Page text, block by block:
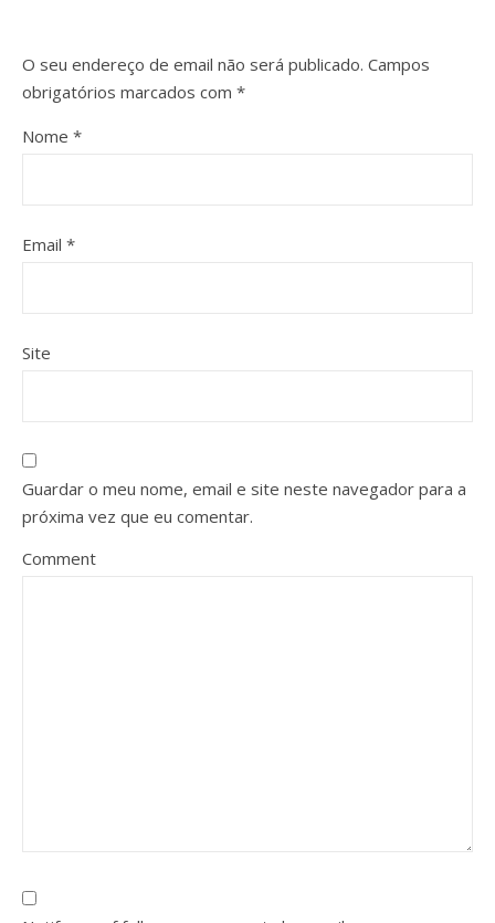
O seu endereço de email não será publicado. Campos
obrigatórios marcados com *
Nome *
Email *
Site
Guardar o meu nome, email e site neste navegador para a
próxima vez que eu comentar.
Comment